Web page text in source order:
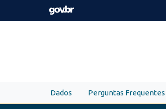
Skip to main content
Dados Perguntas Frequentes